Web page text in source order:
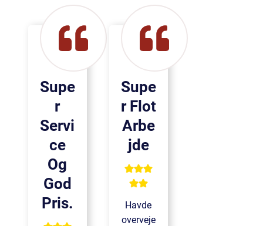
Supe
R
Servi
Ce
Og
God
Pris.
Supe
R Flot
Arbe
Jde
Havde
overveje